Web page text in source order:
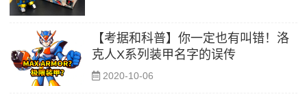
【考据和科普】你一定也有叫错！洛
克人X系列装甲名字的误传
2020-10-06